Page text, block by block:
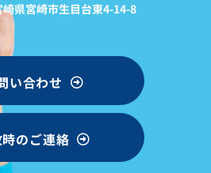
県宮崎市生目台東4-14-8
い合わせ
のご連絡